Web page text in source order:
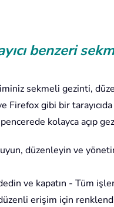
benzeri
sekmeli gezinti,
gibi bir
kolayca açıp
düzenleyin ve
ve kapatın - Tüm
erişim için